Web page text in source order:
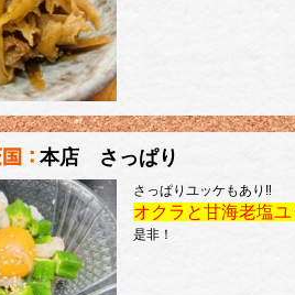
本店 さっぱり
さっぱりユッケもあり‼
オクラと甘海老塩ユ
是非！